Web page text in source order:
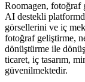
Roomagen, fotoğraf
AI destekli
görsellerini ve iç
fotoğraf geliştirme,
dönüştürme ile
ticaret, iç tasarım,
güvenilmektedir.